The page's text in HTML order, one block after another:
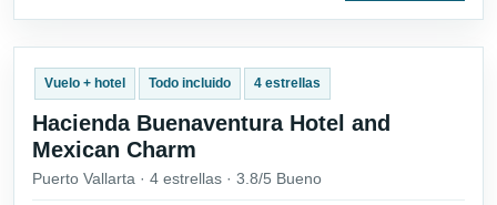
Vuelo + hotel Todo incluido 4 estrellas
Hacienda Buenaventura Hotel and
Mexican Charm
Puerto Vallarta · 4 estrellas · 3.8/5 Bueno